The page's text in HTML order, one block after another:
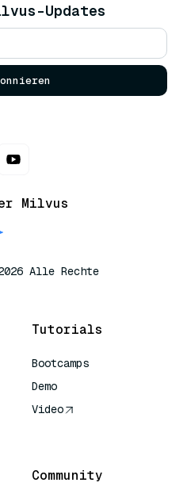
Updates
Milvus
Alle Rechte
Tutorials
Bootcamps
Demo
Video
Community